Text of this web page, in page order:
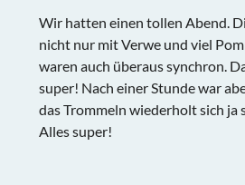
Wir hatten einen tollen Abend.
nicht nur mit Verwe und viel
waren auch überaus synchron.
super! Nach einer Stunde war
das Trommeln wiederholt sich ja
Alles super!